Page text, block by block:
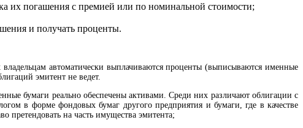
их погашения с премией или по номинальной стоимости;
и получать проценты.
автоматически выплачиваются проценты (выписываются именные
эмитент не ведет.
бумаги реально обеспечены активами. Среди них различают облигации с
в форме фондовых бумаг другого предприятия и бумаги, где в качестве
претендовать на часть имущества эмитента;